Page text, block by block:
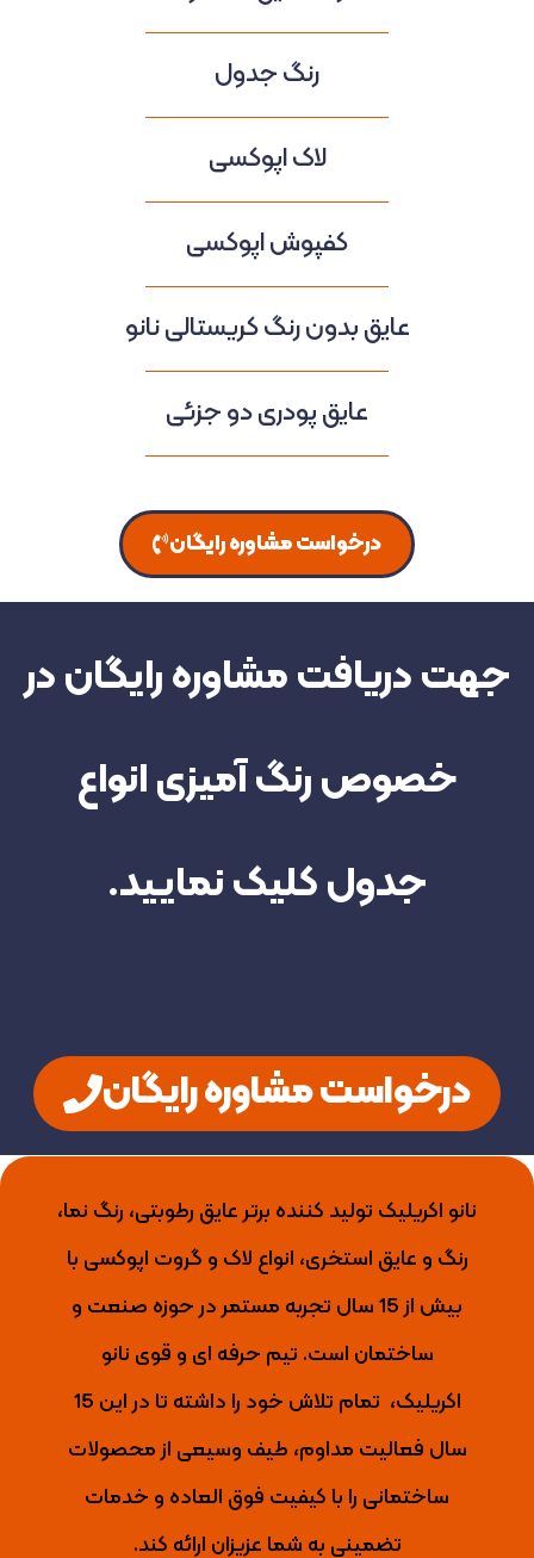
رنگ جدول
لاک اپوکسی
کفپوش اپوکسی
عایق بدون رنگ کریستالی نانو
عایق پودری دو جزئی
درخواست مشاوره رایگان
جهت دریافت مشاوره رایگان در
خصوص رنگ آمیزی انواع
جدول کلیک نمایید.
درخواست مشاوره رایگان
نانو اکریلیک تولید کننده برتر عایق رطوبتی، رنگ نما،
رنگ و عایق استخری، انواع لاک و گروت اپوکسی با
بیش از 15 سال تجربه مستمر در حوزه صنعت و
ساختمان است. تیم حرفه ای و قوی نانو
اکریلیک، تمام تلاش خود را داشته تا
در این 15
سال فعالیت مداوم، طیف وسیعی از محصولات
ساختمانی را با کیفیت فوق العاده و خدمات
تضمینی به شما عزیزان ارائه کند.